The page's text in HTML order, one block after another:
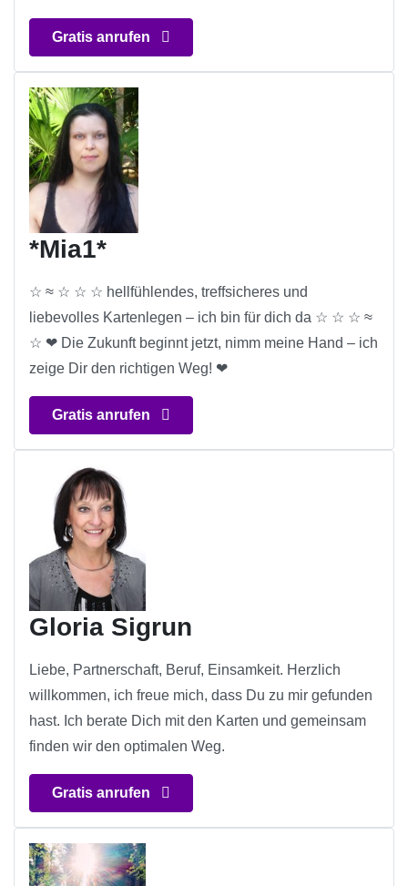
Gratis anrufen
*Mia1*
☆ ≈ ☆ ☆ ☆ hellfühlendes, treffsicheres und
liebevolles Kartenlegen – ich bin für dich da ☆ ☆ ☆ ≈
☆ ❤ Die Zukunft beginnt jetzt, nimm meine Hand – ich
zeige Dir den richtigen Weg! ❤
Gratis anrufen
Gloria Sigrun
Liebe, Partnerschaft, Beruf, Einsamkeit. Herzlich
willkommen, ich freue mich, dass Du zu mir gefunden
hast. Ich berate Dich mit den Karten und gemeinsam
finden wir den optimalen Weg.
Gratis anrufen